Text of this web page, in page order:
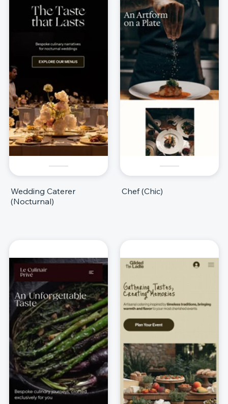
Wedding Caterer
(Nocturnal)
Chef (Chic)